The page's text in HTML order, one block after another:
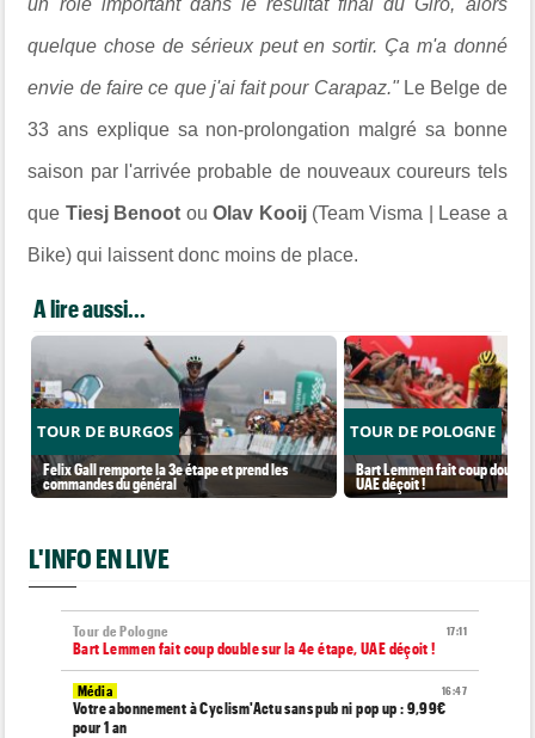
quelque chose de sérieux peut en sortir. Ça m'a donné
envie de faire ce que j'ai fait pour Carapaz."Le Belge de
33 ans explique sa non-prolongation malgré sa bonne
saison par l'arrivée probable de nouveaux coureurs tels
que Tiesj Benoot ouOlav Kooij (Team Visma | Lease a
Bike) qui laissent donc moins de place.
A lire aussi...
TOUR DE BURGOS
Felix Gall remporte la 3e étape et prend les
commandes du général
TOUR DE POLOGNE
Bart Lemmen fait coup double
UAE déçoit !
L'INFO EN LIVE
17:11
Tour de Pologne
Bart Lemmen fait coup double sur la 4e étape, UAE déçoit !
16:47
Média
Votre abonnement à Cyclism'Actu sans pub ni pop up : 9,99€
pour 1 an